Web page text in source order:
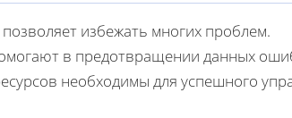
избежать многих проблем.
в предотвращении данных
необходимы для успешного